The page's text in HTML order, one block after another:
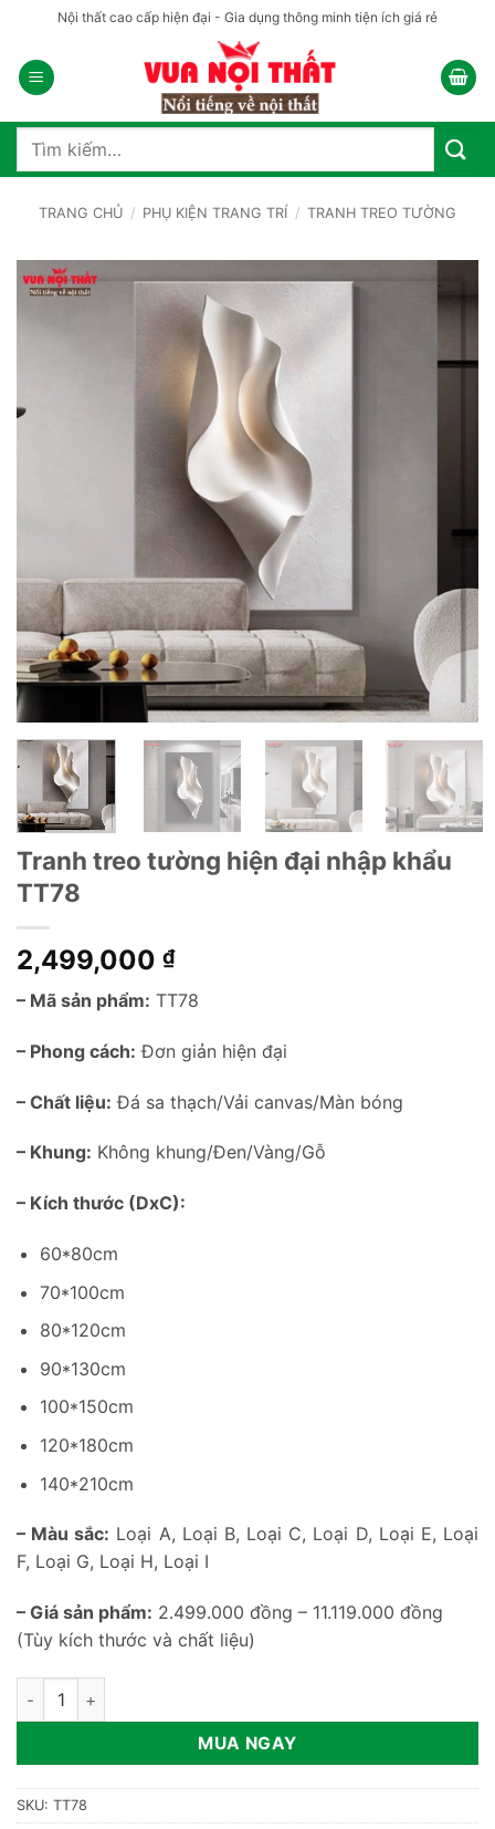
nội
dung
Nội thất cao cấp hiện đại - Gia dụng thông minh tiện ích giá rẻ
Tìm
TRANG CHỦ / PHỤ KIỆN TRANG TRÍ / TRANH TREO TƯỜNG
Tranh treo tường hiện đại nhập khẩu
TT78
2,499,000 ₫
– Mã sản phẩm: TT78
– Phong cách: Đơn giản hiện đại
– Chất liệu: Đá sa thạch/Vải canvas/Màn bóng
– Khung: Không khung/Đen/Vàng/Gỗ
– Kích thước (DxC):
60*80cm
70*100cm
80*120cm
90*130cm
100*150cm
120*180cm
140*210cm
– Màu sắc: Loại A, Loại B, Loại C, Loại D, Loại E, Loại
F, Loại G, Loại H, Loại I
– Giá sản phẩm: 2.499.000 đồng – 11.119.000 đồng
(Tùy kích thước và chất liệu)
Tranh treo tường hiện đại nhập khẩu TT78 số lượng
MUA NGAY
SKU: TT78